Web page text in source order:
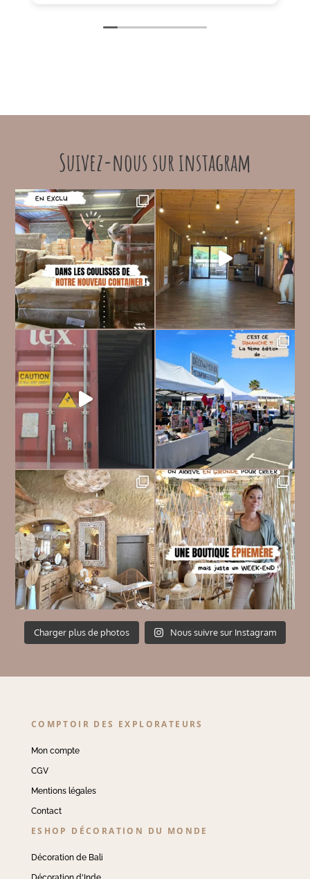
Suivez-nous sur instagram
Charger plus de photos Nous suivre sur Instagram
COMPTOIR DES EXPLORATEURS
Mon compte
CGV
Mentions légales
Contact
ESHOP DÉCORATION DU MONDE
Décoration de Bali